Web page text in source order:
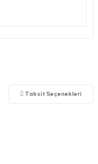
Taksit Seçenekleri